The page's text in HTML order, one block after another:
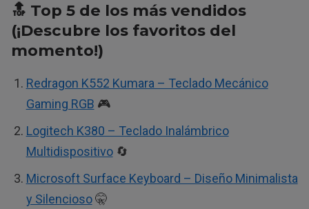
🔝 Top 5 de los más vendidos
(¡Descubre los favoritos del
momento!)
Redragon K552 Kumara – Teclado Mecánico
Gaming RGB 🎮
Logitech K380 – Teclado Inalámbrico
Multidispositivo🔄
Microsoft Surface Keyboard – Diseño Minimalista
y Silencioso🤫